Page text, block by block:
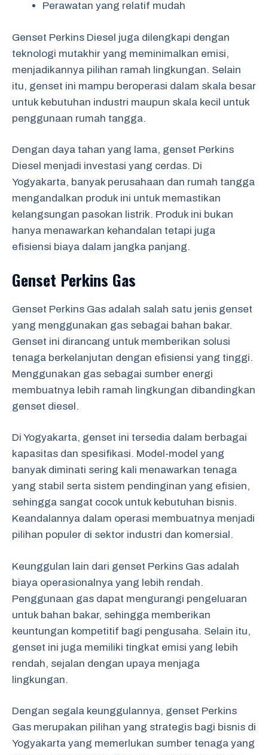
Perawatan yang relatif mudah
Genset Perkins Diesel juga dilengkapi dengan
teknologi mutakhir yang meminimalkan emisi,
menjadikannya pilihan ramah lingkungan. Selain
itu, genset ini mampu beroperasi dalam skala besar
untuk kebutuhan industri maupun skala kecil untuk
penggunaan rumah tangga.
Dengan daya tahan yang lama, genset Perkins
Diesel menjadi investasi yang cerdas. Di
Yogyakarta, banyak perusahaan dan rumah tangga
mengandalkan produk ini untuk memastikan
kelangsungan pasokan listrik. Produk ini bukan
hanya menawarkan kehandalan tetapi juga
efisiensi biaya dalam jangka panjang.
Genset Perkins Gas
Genset Perkins Gas adalah salah satu jenis genset
yang menggunakan gas sebagai bahan bakar.
Genset ini dirancang untuk memberikan solusi
tenaga berkelanjutan dengan efisiensi yang tinggi.
Menggunakan gas sebagai sumber energi
membuatnya lebih ramah lingkungan dibandingkan
genset diesel.
Di Yogyakarta, genset ini tersedia dalam berbagai
kapasitas dan spesifikasi. Model-model yang
banyak diminati sering kali menawarkan tenaga
yang stabil serta sistem pendinginan yang efisien,
sehingga sangat cocok untuk kebutuhan bisnis.
Keandalannya dalam operasi membuatnya menjadi
pilihan populer di sektor industri dan komersial.
Keunggulan lain dari genset Perkins Gas adalah
biaya operasionalnya yang lebih rendah.
Penggunaan gas dapat mengurangi pengeluaran
untuk bahan bakar, sehingga memberikan
keuntungan kompetitif bagi pengusaha. Selain itu,
genset ini juga memiliki tingkat emisi yang lebih
rendah, sejalan dengan upaya menjaga
lingkungan.
Dengan segala keunggulannya, genset Perkins
Gas merupakan pilihan yang strategis bagi bisnis di
Yogyakarta yang memerlukan sumber tenaga yang